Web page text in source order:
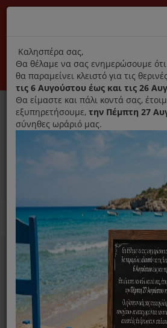
Αποκλειστικά γνήσια ανταλλακτικά
Σύνδεση Εγγραφή
Ανταλλακτικά ηλεκτρικών συσκευών
Home Καθαριστικό Για
ΦΊΛΤΡΑ Ταξινόμηση ανά:
title
Καλησπέρα σας,
Θα θέλαμε να σας ενημερώσουμε
θα παραμείνει κλειστό για τις
τις 6 Αυγούστου έως και τις 26
Θα είμαστε και πάλι κοντά σας,
εξυπηρετήσουμε, την Πέμπτη 27
σύνηθες ωράριό μας.